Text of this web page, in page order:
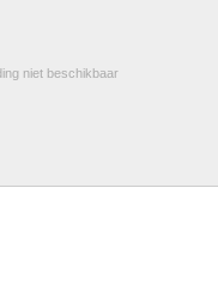
niet beschikbaar